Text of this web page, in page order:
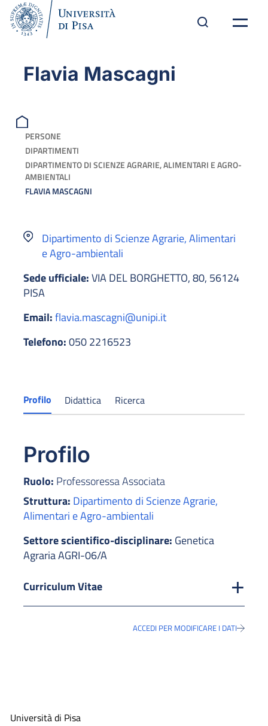
Flavia Mascagni
PERSONE
DIPARTIMENTI
DIPARTIMENTO DI SCIENZE AGRARIE, ALIMENTARI E AGRO-
AMBIENTALI
FLAVIA MASCAGNI
Dipartimento di Scienze Agrarie, Alimentari
e Agro-ambientali
Sede ufficiale:VIA DEL BORGHETTO, 80, 56124
PISA
Email:flavia.mascagni@unipi.it
Telefono:050 2216523
Profilo Didattica Ricerca
Profilo
Ruolo: Professoressa Associata
Struttura: Dipartimento di Scienze Agrarie,
Alimentari e Agro-ambientali
Settore scientifico-disciplinare: Genetica
Agraria AGRI-06/A
Curriculum Vitae
ACCEDI PER MODIFICARE I DATI
Università di Pisa